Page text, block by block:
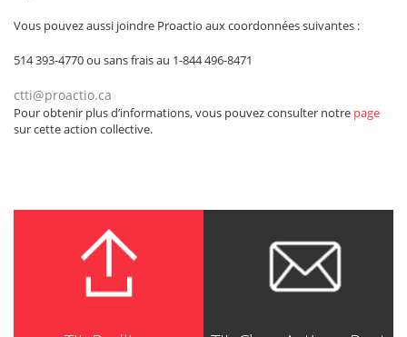
Vous pouvez aussi joindre Proactio aux coordonnées suivantes :
514 393-4770 ou sans frais au 1-844 496-8471
ctti@proactio.ca
Pour obtenir plus d’informations, vous pouvez consulter notre page
sur cette action collective.